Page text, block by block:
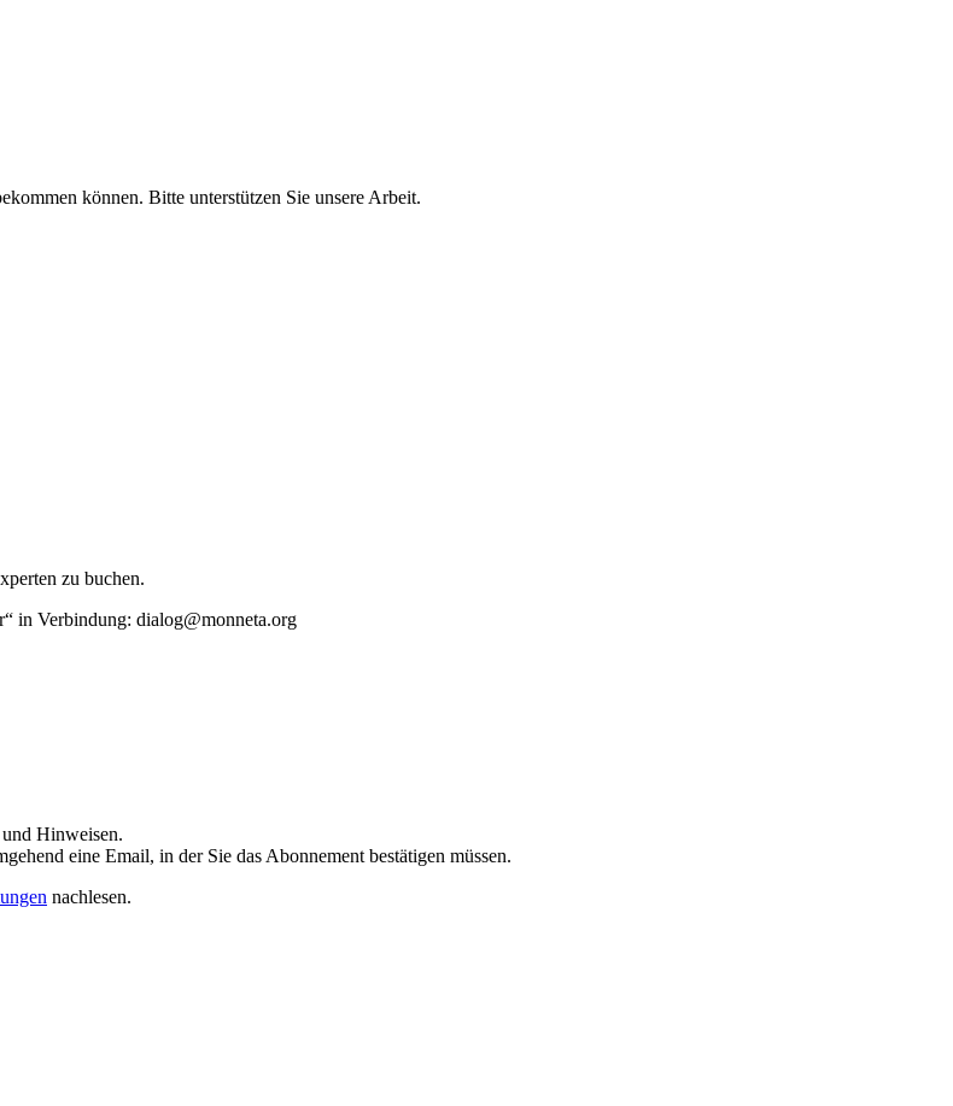
können. Bitte unterstützen Sie unsere Arbeit.
zu buchen.
in Verbindung: dialog@monneta.org
Hinweisen.
eine Email, in der Sie das Abonnement bestätigen müssen.
nachlesen.